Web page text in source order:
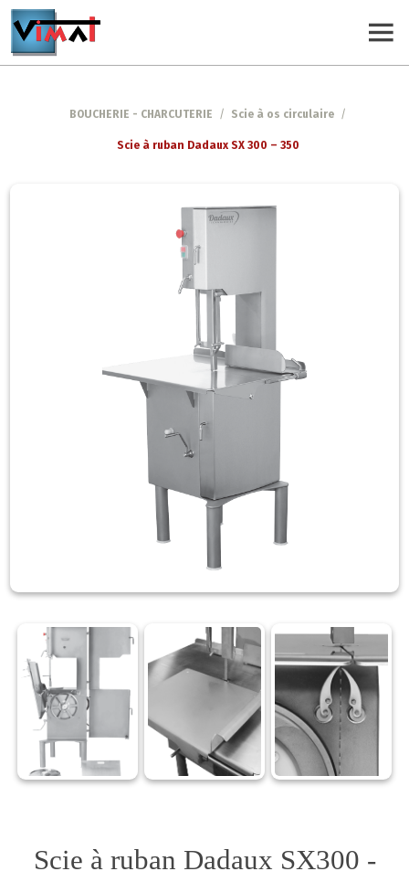
BOUCHERIE - CHARCUTERIE / Scie à os circulaire /
Scie à ruban Dadaux SX 300 – 350
Scie à ruban Dadaux SX300 -